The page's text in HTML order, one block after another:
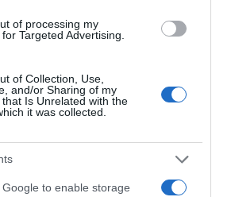
of processing my
Targeted Advertising.
of Collection, Use,
and/or Sharing of my
Is Unrelated with the
it was collected.
to enable storage